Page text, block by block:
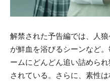
解禁された予告編では、人
が鮮血を浴びるシーンなど
ームにどんどん追い詰めら
されている。さらに、素性